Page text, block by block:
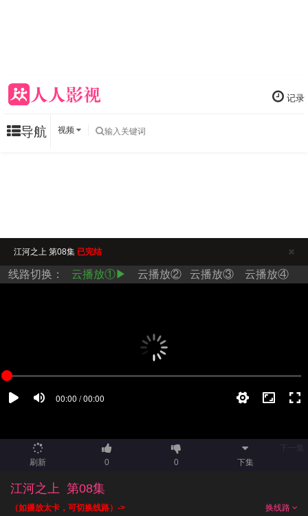
记录
导航 视频
江河之上 第08集 已完结
刷新 0 0 下集
江河之上 第08集
换线路
（如播放太卡，可切换线路）->